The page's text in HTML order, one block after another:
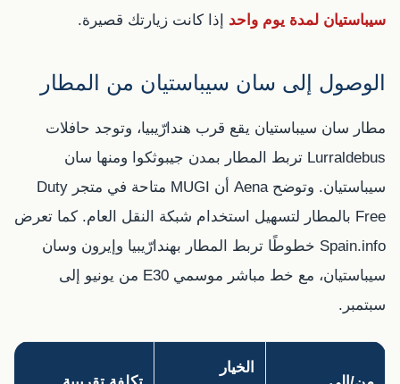
سيباستيان لمدة يوم واحد إذا كانت زيارتك قصيرة.
الوصول إلى سان سيباستيان من المطار
مطار سان سيباستيان يقع قرب هندارّيبيا، وتوجد حافلات
Lurraldebus تربط المطار بمدن جيبوثكوا ومنها سان
سيباستيان. وتوضح Aena أن MUGI متاحة في متجر Duty
Free بالمطار لتسهيل استخدام شبكة النقل العام. كما تعرض
Spain.info خطوطًا تربط المطار بهندارّيبيا وإيرون وسان
سيباستيان، مع خط مباشر موسمي E30 من يونيو إلى
سبتمبر.
الخيار